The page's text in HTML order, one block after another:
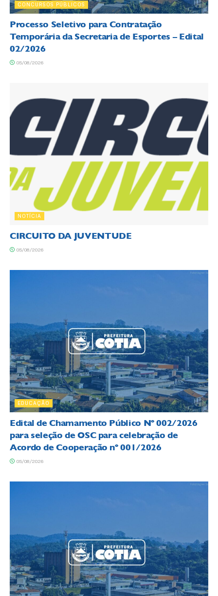
CONCURSOS PÚBLICOS
Processo Seletivo para Contratação
Temporária da Secretaria de Esportes – Edital
02/2026
05/08/2026
NOTÍCIA
CIRCUITO DA JUVENTUDE
05/08/2026
EDUCAÇÃO
Edital de Chamamento Público Nº 002/2026
para seleção de OSC para celebração de
Acordo de Cooperação nº 001/2026
05/08/2026